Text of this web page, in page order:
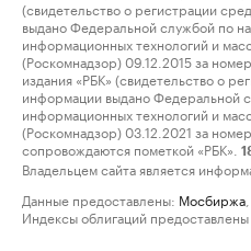
(свидетельство о регистрации
выдано Федеральной службой по
информационных технологий и
(Роскомнадзор) 09.12.2015 за
издания «РБК» (свидетельство о
информации выдано Федеральной
информационных технологий и
(Роскомнадзор) 03.12.2021 за
сопровождаются пометкой «РБК».
Владельцем сайта является
Данные предоставлены: Мосбиржа
Индексы облигаций